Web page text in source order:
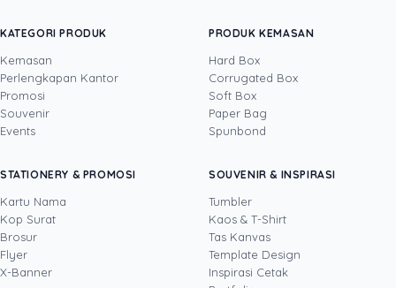
promosi Anda berarti.
DITULIS OLEH
· Cofounder
Uprint.id, pakar dengan pengalaman lebih dari
20 tahun yang menguasai tiga disiplin
sekaligus: produksi percetakan dan kemasan
(offset, digital printing, quality control), digital
marketing, serta pemrograman dan AI. Ia
memahami bisnis cetak langsung dari lantai
KATEGORI PRODUK
Kemasan
Perlengkapan Kantor
Promosi
Souvenir
Events
PRODUK KEMASAN
Hard Box
Corrugated Box
Soft Box
Paper Bag
Spunbond
STATIONERY & PROMOSI
Kartu Nama
Kop Surat
Brosur
Flyer
X-Banner
SOUVENIR & INSPIRASI
Tumbler
Kaos & T-Shirt
Tas Kanvas
Template Design
Inspirasi Cetak